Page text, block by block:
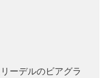
ーデルのビアグラ